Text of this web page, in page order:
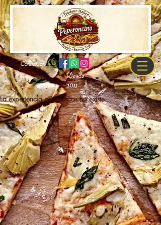
Connexion
Desde
2011
La experiencia que buscas no existe.